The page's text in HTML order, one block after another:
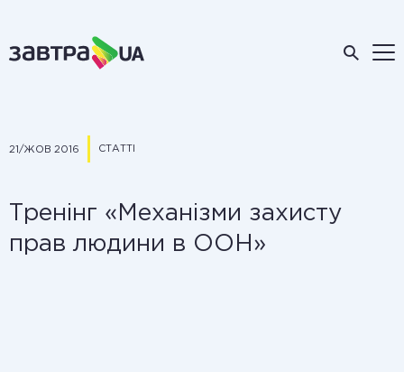
21/ЖОВ 2016 СТАТТІ
Тренінг «Механізми захисту
прав людини в ООН»